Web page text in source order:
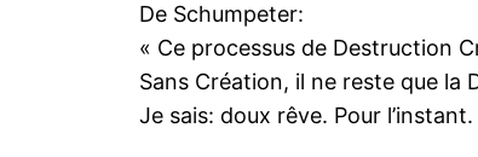
De Schumpeter:
« Ce processus de Destruction
Sans Création, il ne reste que
Je sais: doux rêve. Pour l’instant.